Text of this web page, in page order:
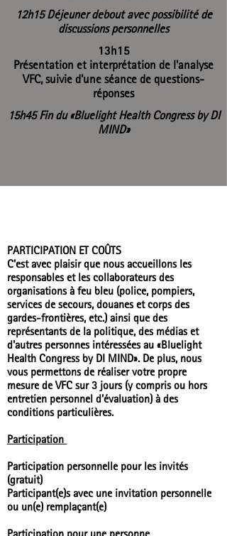
12h15 Déjeuner debout avec possibilité de
discussions personnelles
13h15
Présentation et interprétation de l'analyse
VFC, suivie d'une séance de questions-
réponses
15h45 Fin du «Bluelight Health Congress by DI
MIND»
PARTICIPATION ET COÛTS
C'est avec plaisir que nous accueillons les
responsables et les collaborateurs des
organisations à feu bleu (police, pompiers,
services de secours, douanes et corps des
gardes-frontières, etc.) ainsi que des
représentants de la politique, des médias et
d'autres personnes intéressées au «Bluelight
Health Congress by DI MIND». De plus, nous
vous permettons de réaliser votre propre
mesure de VFC sur 3 jours (y compris ou hors
entretien personnel d'évaluation) à des
conditions particulières.
Participation
Participation personnelle pour les invités
(gratuit)
Participant(e)s avec une invitation personnelle
ou un(e) remplaçant(e)